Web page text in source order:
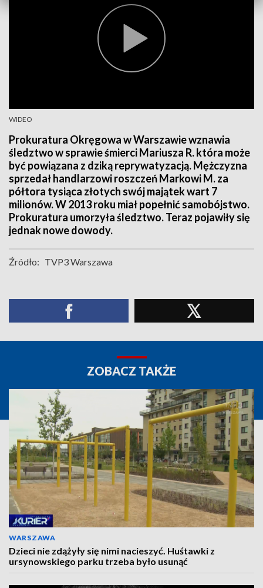
WIDEO
Prokuratura Okręgowa w Warszawie wznawia
śledztwo w sprawie śmierci Mariusza R. która może
być powiązana z dziką reprywatyzacją. Mężczyzna
sprzedał handlarzowi roszczeń Markowi M. za
półtora tysiąca złotych swój majątek wart 7
milionów. W 2013 roku miał popełnić samobójstwo.
Prokuratura umorzyła śledztwo. Teraz pojawiły się
jednak nowe dowody.
Źródło: TVP3 Warszawa
ZOBACZ TAKŻE
WARSZAWA
Dzieci nie zdążyły się nimi nacieszyć. Huśtawki z
ursynowskiego parku trzeba było usunąć